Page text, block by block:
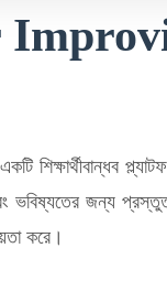
শিক্ষার্থীবান্ধব
ভবিষ্যতের জন্য
করে।